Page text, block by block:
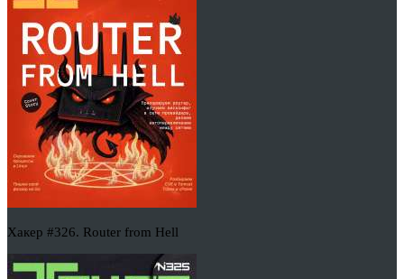
Хакер #326. Router from Hell